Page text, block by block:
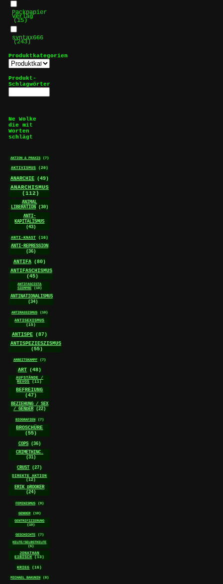
Packpapier
Verlag
(15)
syntax666
(243)
Produktkategorien
Produkt-
Schlagwörter
Ne Wolke
die mit
Worten
schlägt
AKTION & PRAXIS (7)
AKTIVISMUS (20)
ANARCHIE (49)
ANARCHISMUS
(112)
ANIMAL
LIBERATION
(30)
ANTI-
KAPITALISMUS
(43)
ANTI-KNAST (16)
ANTI-REPRESSION
(36)
ANTIFA (80)
ANTIFASCHISMUS
(45)
ANTIFASCISTA
SIEMPRE
(10)
ANTINATIONALISMUS
(34)
ANTIRASSISMUS (10)
ANTISEXISMUS
(15)
ANTISPE (87)
ANTISPEZIESZISMUS
(55)
ARBEITSKAMPF (7)
ART (48)
AUFSTÄNDE /
REVOS
(11)
BEFREIUNG
(47)
BEZIEHUNG / SEX
/ GENDER
(22)
BIOGRAFIEN (7)
BROSCHÜRE
(55)
COPS (36)
CRIMETHINC.
(31)
CRUST (27)
DIREKTE AKTION
(12)
ERIK DROOKER
(24)
FEMINISMUS (9)
GENDER
(10)
GENTRIFIZIERUNG
(10)
GESCHICHTE
(7)
HILFE/SELBSTHILFE
(6)
JONATHAN
EIBISCH
(13)
KRIEG (16)
MICHAEL BAKUNIN (8)